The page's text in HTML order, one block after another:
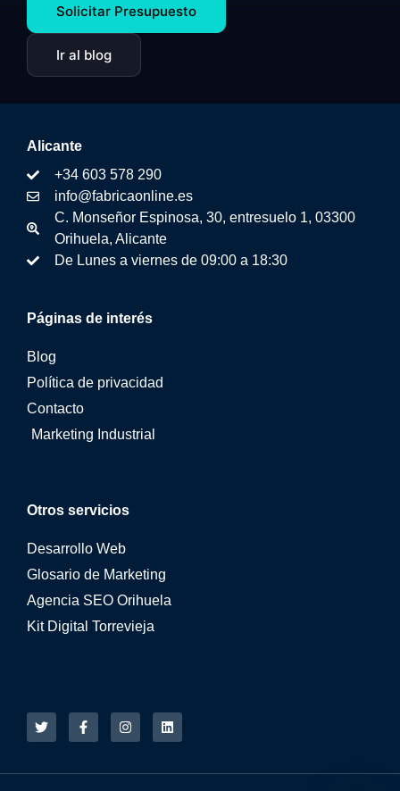
Solicitar Presupuesto
Ir al blog
Otros servicios
Desarrollo Web
Glosario de Marketing
Agencia SEO Orihuela
Kit Digital Torrevieja
Páginas de interés
Blog
Política de privacidad
Contacto
Marketing Industrial
Alicante
+34 603 578 290
info@fabricaonline.es
C. Monseñor Espinosa, 30, entresuelo 1, 03300
Orihuela, Alicante
De Lunes a viernes de 09:00 a 18:30